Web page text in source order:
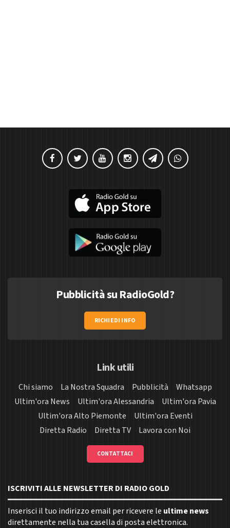
Pubblicità su RadioGold?
RICHIEDI INFO
Link utili
Chi siamo La Nostra Squadra Pubblicità
Whatsapp
Ultim'ora News
Ultim'ora Alessandria
Ultim'ora Pavia
Ultim'ora Alto Piemonte
Ultim'ora Eventi
Diretta Radio
Diretta TV Lavora con Noi
CONTATTACI
ISCRIVITI ALLE NEWSLETTER DI RADIO GOLD
Inserisci il tuo indirizzo email per ricevere le ultime news
direttamente nella tua casella di posta elettronica.